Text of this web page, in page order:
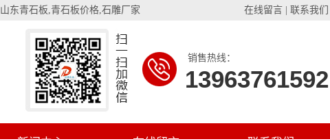
山东青石板,青石板价格,石雕厂家 在线留言 联系我们
销售热线：
13963761592